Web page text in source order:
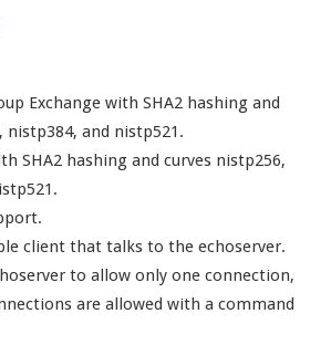
Exchange with SHA2 hashing and
nistp384, and nistp521.
SHA2 hashing and curves nistp256,
client that talks to the echoserver.
to allow only one connection,
are allowed with a command